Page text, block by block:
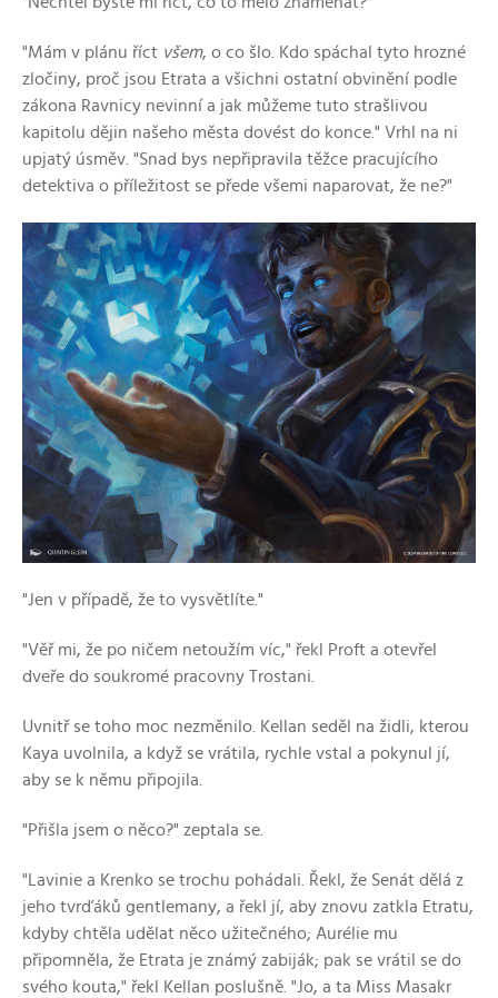
"Mám v plánu říct všem, o co šlo. Kdo spáchal tyto hrozné
zločiny, proč jsou Etrata a všichni ostatní obvinění podle
zákona Ravnicy nevinní a jak můžeme tuto strašlivou
kapitolu dějin našeho města dovést do konce." Vrhl na ni
upjatý úsměv. "Snad bys nepřipravila těžce pracujícího
detektiva o příležitost se přede všemi naparovat, že ne?"
"Jen v případě, že to vysvětlíte."
"Věř mi, že po ničem netoužím víc," řekl Proft a otevřel
dveře do soukromé pracovny Trostani.
Uvnitř se toho moc nezměnilo. Kellan seděl na židli, kterou
Kaya uvolnila, a když se vrátila, rychle vstal a pokynul jí,
aby se k němu připojila.
"Přišla jsem o něco?" zeptala se.
"Lavinie a Krenko se trochu pohádali. Řekl, že Senát dělá z
jeho tvrďáků gentlemany, a řekl jí, aby znovu zatkla Etratu,
kdyby chtěla udělat něco užitečného; Aurélie mu
připomněla, že Etrata je známý zabiják; pak se vrátil se do
svého kouta," řekl Kellan poslušně. "Jo, a ta Miss Masakr